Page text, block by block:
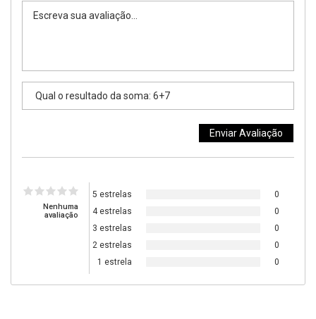
Nenhuma
avaliação
5 estrelas
0
4 estrelas
0
3 estrelas
0
2 estrelas
0
1 estrela
0